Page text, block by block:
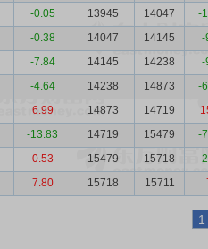
-0.05 13945 14047
-
-0.38 14047 14145
-
-7.84 14145 14238
-
-4.64 14238 14873
-
6.99 14873 14719
-13.83 14719 15479
-
0.53 15479 15718
-
7.80 15718 15711
1